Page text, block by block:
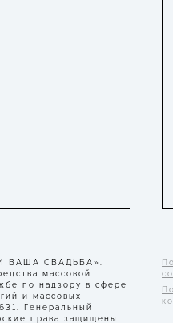
ВАША СВАДЬБА».
массовой
по надзору в сфере
и массовых
Генеральный
права защищены.